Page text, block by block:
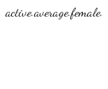
active.average.female.